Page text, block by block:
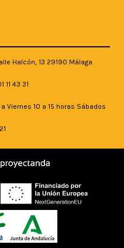
Halcón, 13 29190 Málaga
43 31
Viernes 10 a 15 horas Sábados